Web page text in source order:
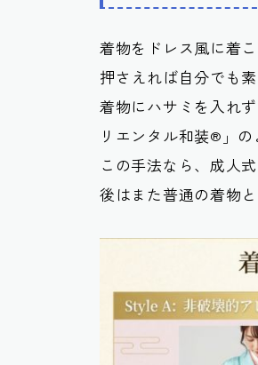
着物をドレス風に着
押さえれば自分でも
着物にハサミを入れ
リエンタル和装®」
この手法なら、成人
後はまた普通の着物